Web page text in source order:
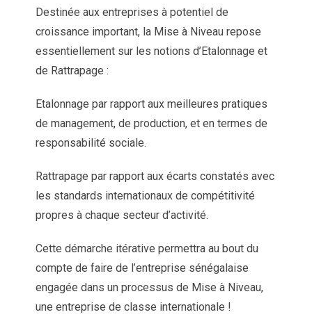
Destinée aux entreprises à potentiel de
croissance important, la Mise à Niveau repose
essentiellement sur les notions d’Etalonnage et
de Rattrapage :
Etalonnage par rapport aux meilleures pratiques
de management, de production, et en termes de
responsabilité sociale.
Rattrapage par rapport aux écarts constatés avec
les standards internationaux de compétitivité
propres à chaque secteur d’activité.
Cette démarche itérative permettra au bout du
compte de faire de l’entreprise sénégalaise
engagée dans un processus de Mise à Niveau,
une entreprise de classe internationale !